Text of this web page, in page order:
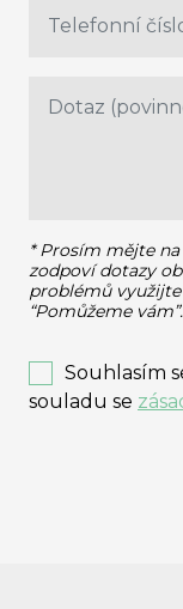
* Prosím mějte
zodpoví dotazy
problémů
“Pomůžeme
Souhlasím
souladu se